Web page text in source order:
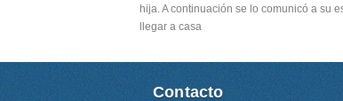
hija. A continuación se lo comunicó a su
llegar a casa
Contacto